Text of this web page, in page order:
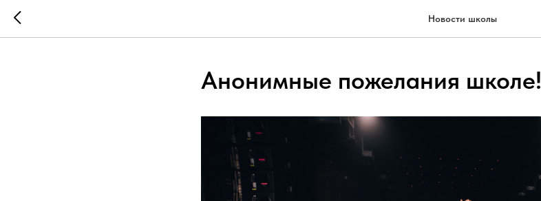
Новости школы
Анонимные пожелания школе!